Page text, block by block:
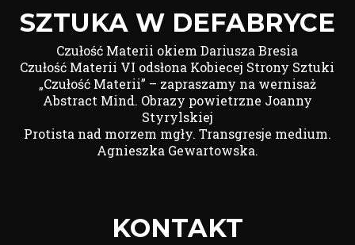
SZTUKA W DEFABRYCE
Czułość Materii okiem Dariusza Bresia
Czułość Materii VI odsłona Kobiecej Strony Sztuki
„Czułość Materii” – zapraszamy na wernisaż
Abstract Mind. Obrazy powietrzne Joanny
Styrylskiej
Protista nad morzem mgły. Transgresje medium.
Agnieszka Gewartowska.
KONTAKT